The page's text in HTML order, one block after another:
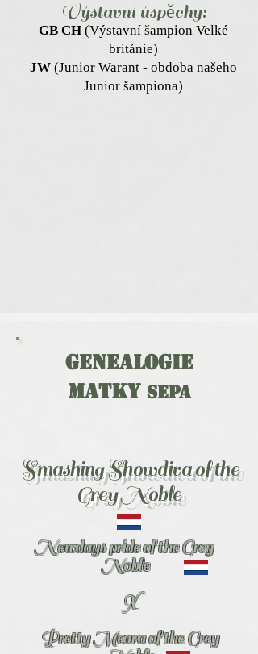
Výstavní úspěchy:
GB CH(Výstavní šampion Velké
británie)
JW(Junior Warant - obdobanašeho
Junior šampiona)
Genealogie
matky Sepa
Smashing Showdiva of the
Grey Noble
Newdays pride of the Grey
Noble
X
Pretty Meara of the Grey